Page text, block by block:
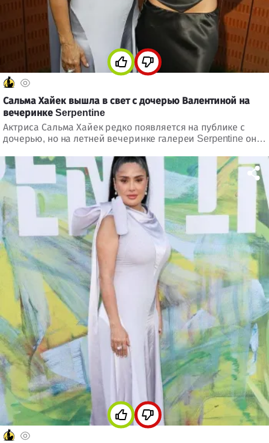
Сальма Хайек вышла в свет с дочерью Валентиной на
вечеринке Serpentine
Актриса Сальма Хайек редко появляется на публике с
дочерью, но на летней вечеринке галереи Serpentine они